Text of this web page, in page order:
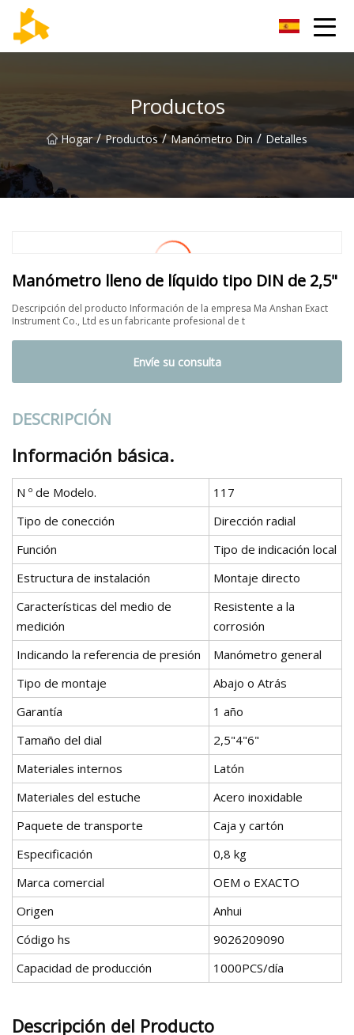
Productos
Hogar / Productos / Manómetro Din / Detalles
Manómetro lleno de líquido tipo DIN de 2,5"
Descripción del producto Información de la empresa Ma Anshan Exact
Instrument Co., Ltd es un fabricante profesional de t
Envíe su consulta
DESCRIPCIÓN
Información básica.
N º de Modelo.
117
Tipo de conección
Dirección radial
Función
Tipo de indicación local
Estructura de instalación
Montaje directo
Características del medio de
medición
Resistente a la
corrosión
Indicando la referencia de presión
Manómetro general
Tipo de montaje
Abajo o Atrás
Garantía
1 año
Tamaño del dial
2,5"4"6"
Materiales internos
Latón
Materiales del estuche
Acero inoxidable
Paquete de transporte
Caja y cartón
Especificación
0,8 kg
Marca comercial
OEM o EXACTO
Origen
Anhui
Código hs
9026209090
Capacidad de producción
1000PCS/día
Descripción del Producto